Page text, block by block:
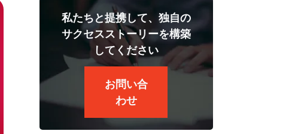
私たちと提携して、独自の
サクセスストーリーを構築
してください
お問い合
わせ